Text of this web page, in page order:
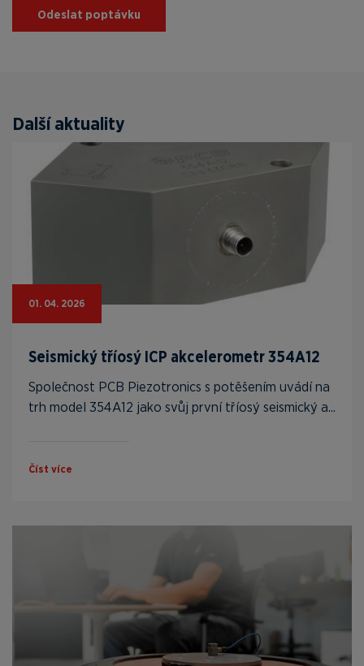
Odeslat poptávku
Další aktuality
01. 04. 2026
Seismický tříosý ICP akcelerometr 354A12
Společnost PCB Piezotronics s potěšením uvádí na
trh model 354A12 jako svůj první tříosý seismický a...
Číst více